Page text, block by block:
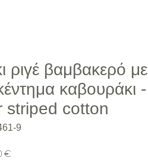
ριγέ βαμβακερό με
καβουράκι -
striped cotton
9
€